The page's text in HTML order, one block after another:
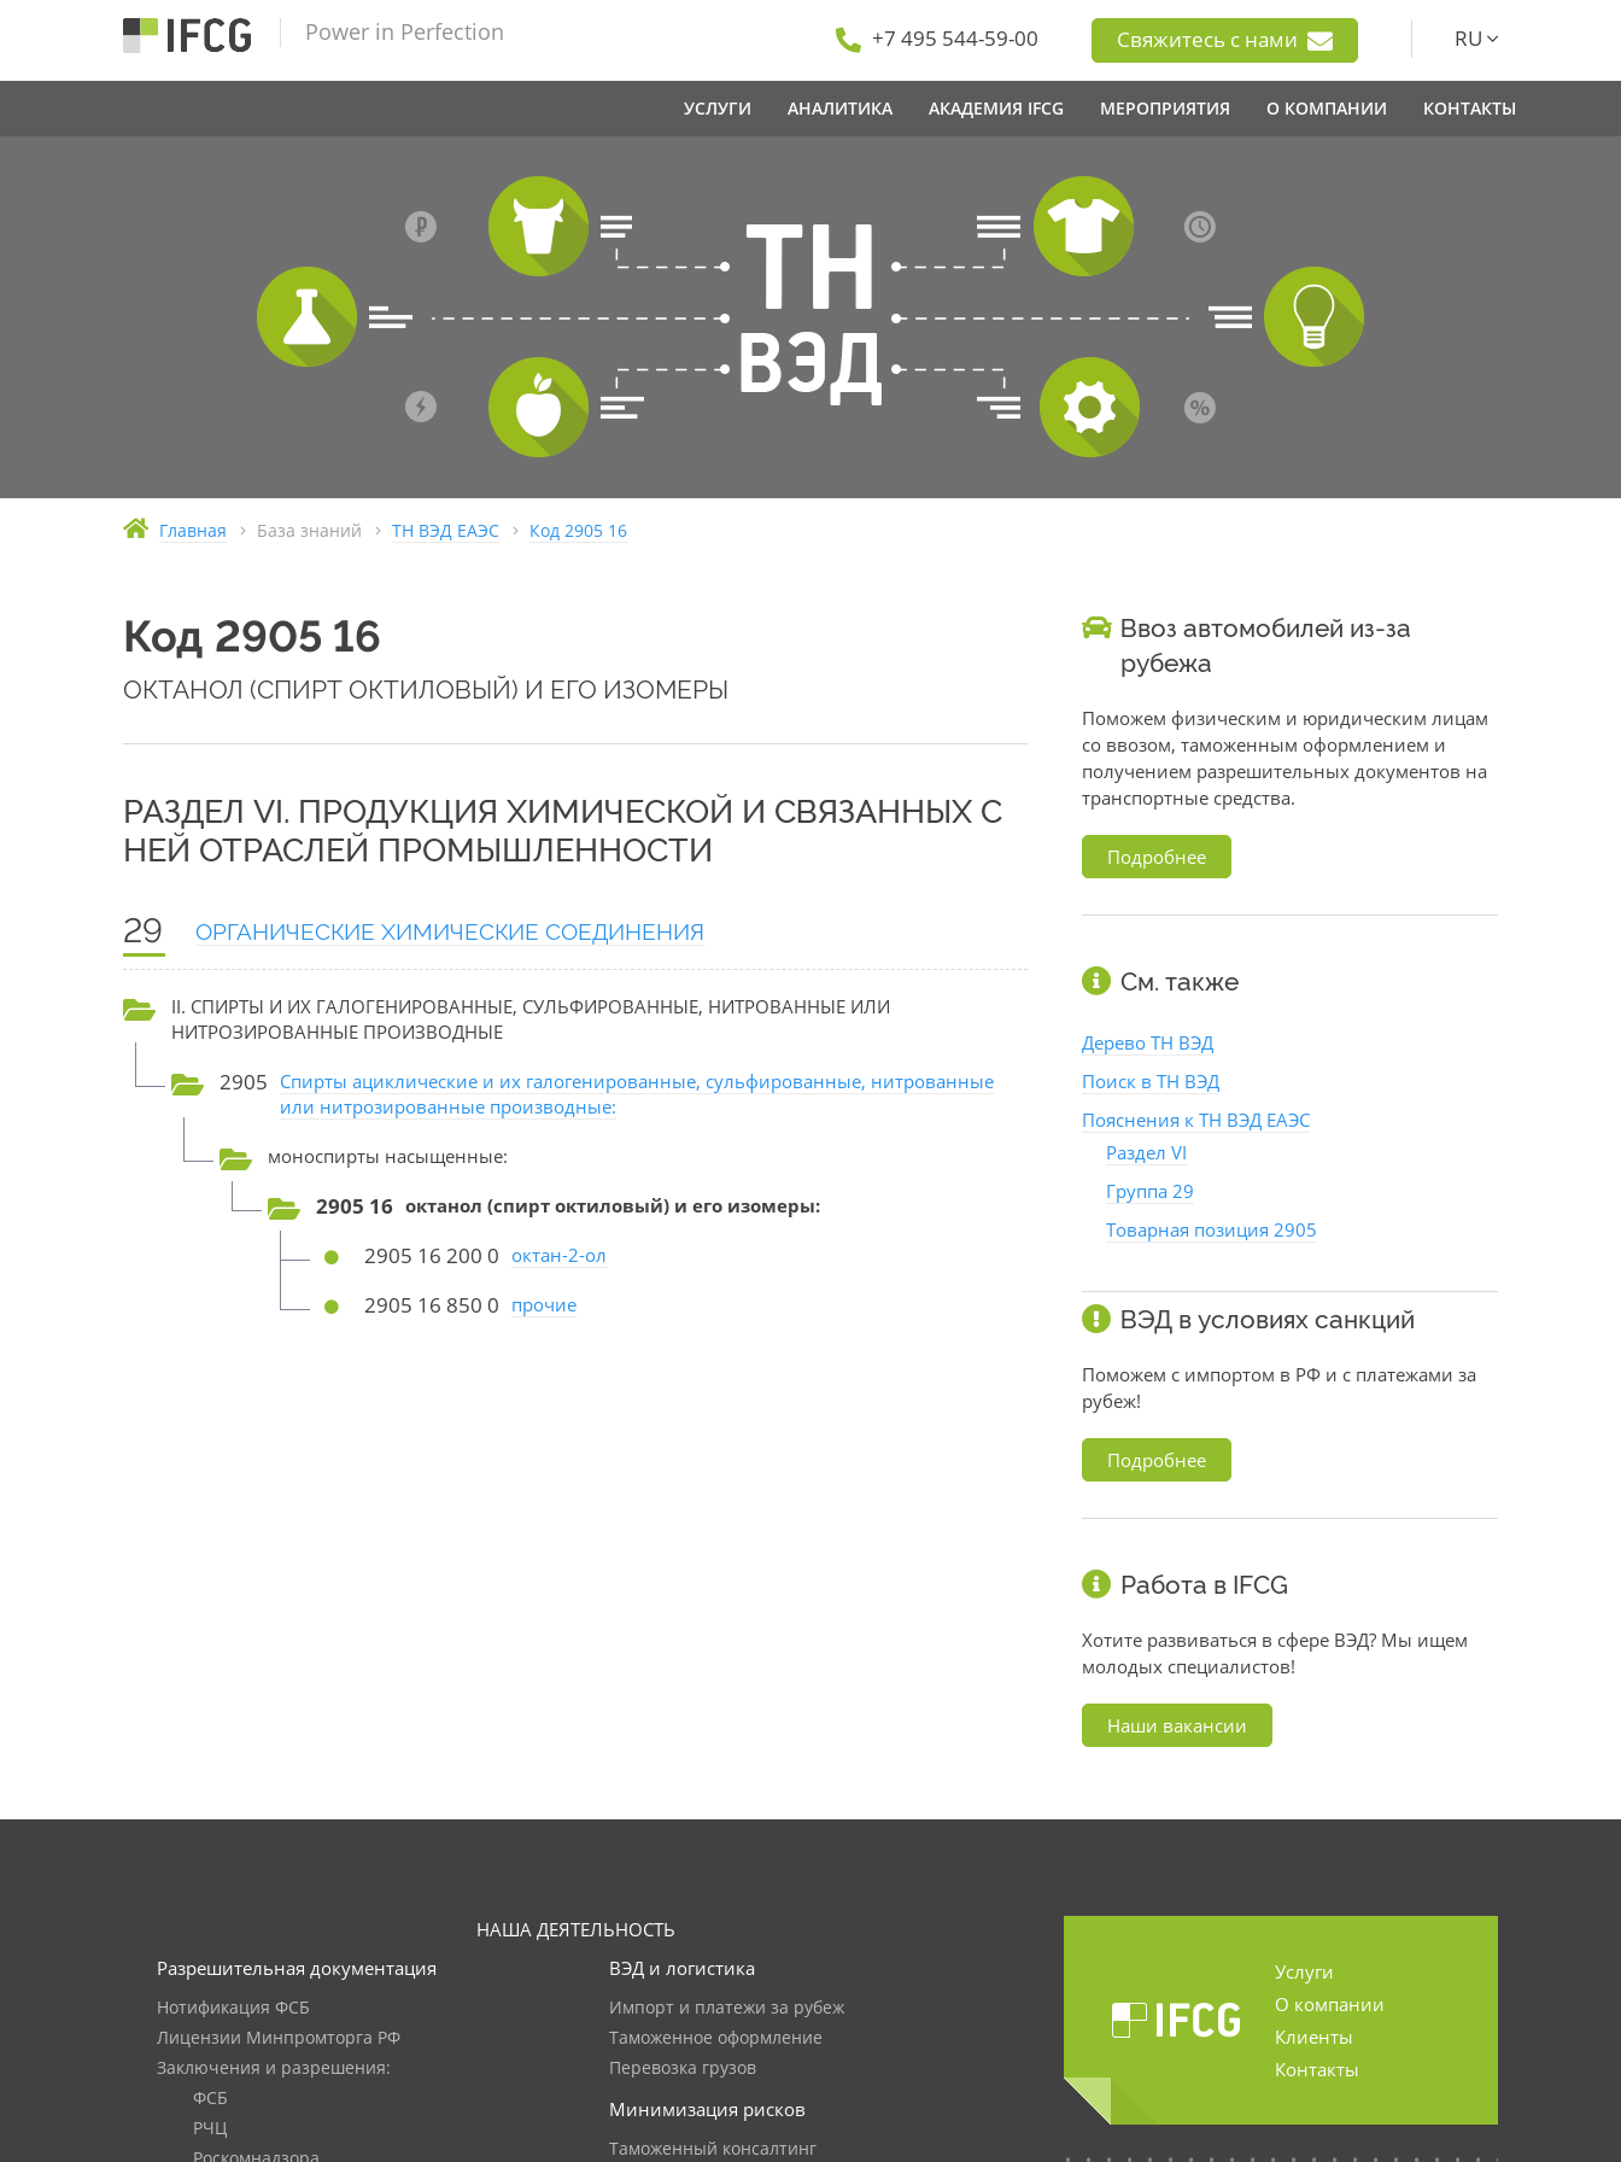
Power in Perfection +7 495 544-59-00 Свяжитесь с нами RU
УСЛУГИ АНАЛИТИКА АКАДЕМИЯ IFCG МЕРОПРИЯТИЯ О КОМПАНИИ КОНТАКТЫ
Главная База знаний ТН ВЭД ЕАЭС Код 2905 16
Код 2905 16
ОКТАНОЛ (СПИРТ ОКТИЛОВЫЙ) И ЕГО ИЗОМЕРЫ
РАЗДЕЛ VI. ПРОДУКЦИЯ ХИМИЧЕСКОЙ И СВЯЗАННЫХ С
НЕЙ ОТРАСЛЕЙ ПРОМЫШЛЕННОСТИ
29 ОРГАНИЧЕСКИЕ ХИМИЧЕСКИЕ СОЕДИНЕНИЯ
II. СПИРТЫ И ИХ ГАЛОГЕНИРОВАННЫЕ, СУЛЬФИРОВАННЫЕ, НИТРОВАННЫЕ ИЛИ
НИТРОЗИРОВАННЫЕ ПРОИЗВОДНЫЕ
2905 Спирты ациклические и их галогенированные, сульфированные, нитрованные
или нитрозированные производные:
моноспирты насыщенные:
2905 16 октанол (спирт октиловый) и его изомеры:
2905 16 200 0 октан-2-ол
2905 16 850 0 прочие
Ввоз автомобилей из-за
рубежа
Поможем физическим и юридическим лицам
со ввозом, таможенным оформлением и
получением разрешительных документов на
транспортные средства.
Подробнее
См. также
Дерево ТН ВЭД
Поиск в ТН ВЭД
Пояснения к ТН ВЭД ЕАЭС
Раздел VI
Группа 29
Товарная позиция 2905
ВЭД в условиях санкций
Поможем с импортом в РФ и с платежами за
рубеж!
Подробнее
Работа в IFCG
Хотите развиваться в сфере ВЭД? Мы ищем
молодых специалистов!
Наши вакансии
НАША ДЕЯТЕЛЬНОСТЬ
Разрешительная документация
Нотификация ФСБ
Лицензии Минпромторга РФ
Заключения и разрешения:
ФСБ
РЧЦ
ВЭД и логистика
Импорт и платежи за рубеж
Таможенное оформление
Перевозка грузов
Минимизация рисков
Таможенный консалтинг
Услуги
О компании
Клиенты
Контакты